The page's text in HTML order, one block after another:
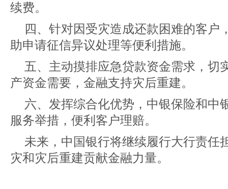
续费。
四、针对因受灾造成还款困难的客户
助申请征信异议处理等便利措施。
五、主动摸排应急贷款资金需求，切
产资金需要，金融支持灾后重建。
六、发挥综合化优势，中银保险和中
服务举措，便利客户理赔。
未来，中国银行将继续履行大行责任
灾和灾后重建贡献金融力量。